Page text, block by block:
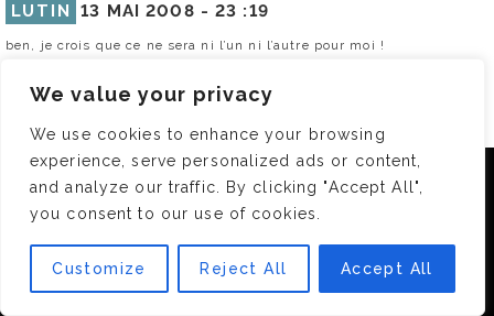
We value your privacy
We use cookies to enhance your browsing
experience, serve personalized ads or content,
and analyze our traffic. By clicking "Accept All",
you consent to our use of cookies.
Customize Reject All Accept All
LUTIN 13 MAI 2008 -23 :19
ben, je crois que ce ne sera ni l’un ni l’autre pour moi !
thème du short ce matin.
je ne sais pas trop pourquoi mais entre ma "fausse maigreur" et mes
mais je vais bien finir par y succomber je pense
merci, te lire est toujours un moment délicieux
0
RÉPONDRE
Nous utilisons des cookies pour vous garantir la meilleure
expérience sur notre site. Si vous continuez à utiliser ce
dernier, nous considérerons que vous acceptez l'utilisation des
cookies.
OK